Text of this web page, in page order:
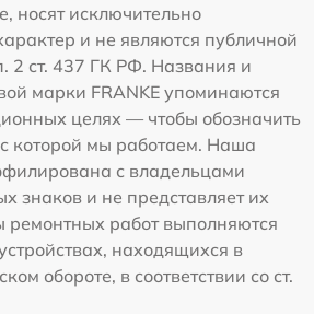
носят исключительно
и не являются публичной
2 ст. 437 ГК РФ. Названия и
марки FRANKE упоминаются
целях — чтобы обозначить
которой мы работаем. Наша
с владельцами
знаков и не представляет их
ремонтных работ выполняются
находящихся в
обороте, в соответствии со ст.